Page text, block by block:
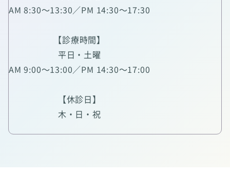
AM 8:30～13:30／PM 14:30～17:30
【診療時間】
平日・土曜
AM 9:00～13:00／PM 14:30～17:00
【休診日】
木・日・祝